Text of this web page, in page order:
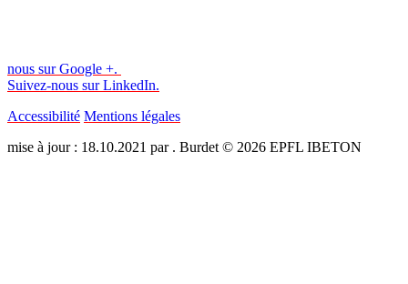
nous sur Google +.
Suivez-nous sur LinkedIn.
Accessibilité Mentions légales
mise à jour : 18.10.2021 par . Burdet © 2026 EPFL IBETON